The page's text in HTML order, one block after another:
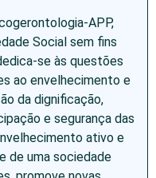
APP,
Social sem fins
se às questões
ao envelhecimento e
da dignificação,
e segurança das
ativo e
de uma sociedade